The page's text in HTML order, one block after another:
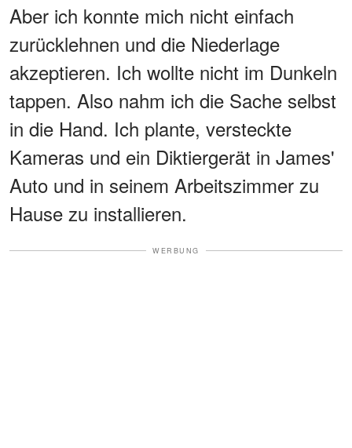
Aber ich konnte mich nicht einfach
zurücklehnen und die Niederlage
akzeptieren. Ich wollte nicht im Dunkeln
tappen. Also nahm ich die Sache selbst
in die Hand. Ich plante, versteckte
Kameras und ein Diktiergerät in James'
Auto und in seinem Arbeitszimmer zu
Hause zu installieren.
WERBUNG